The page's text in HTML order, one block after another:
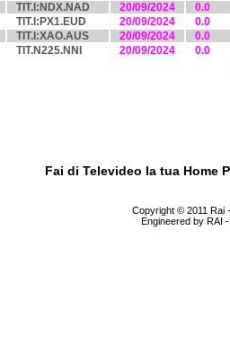
TIT.I:NDX.NAD 20/09/2024 0.0
TIT.I:PX1.EUD 20/09/2024 0.0
TIT.I:XAO.AUS 20/09/2024 0.0
TIT.N225.NNI 20/09/2024 0.0
Fai di Televideo la tua Home
Copyright © 2011 Rai
Engineered by RAI